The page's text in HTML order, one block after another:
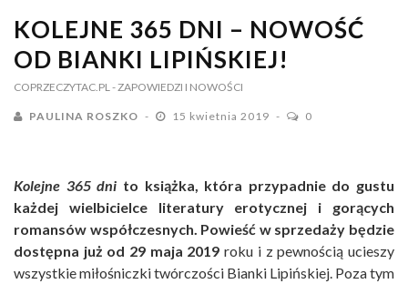
KOLEJNE 365 DNI – NOWOŚĆ
OD BIANKI LIPIŃSKIEJ!
COPRZECZYTAC.PL - ZAPOWIEDZI I NOWOŚCI
PAULINA ROSZKO 15 kwietnia 2019 0
Kolejne 365 dni to książka, która przypadnie do gustu
każdej wielbicielce literatury erotycznej i gorących
romansów współczesnych. Powieść w sprzedaży będzie
dostępna już od 29 maja 2019 roku i z pewnością ucieszy
wszystkie miłośniczki twórczości Bianki Lipińskiej. Poza tym